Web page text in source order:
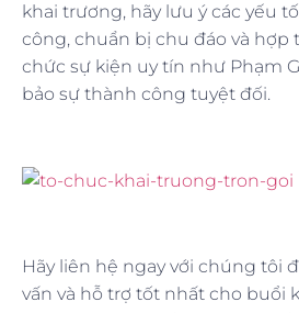
khai trương, hãy lưu ý các yếu
công, chuẩn bị chu đáo và hợp
chức sự kiện uy tín như Phạm
bảo sự thành công tuyệt đối.
Hãy liên hệ ngay với chúng tôi
vấn và hỗ trợ tốt nhất cho buổi